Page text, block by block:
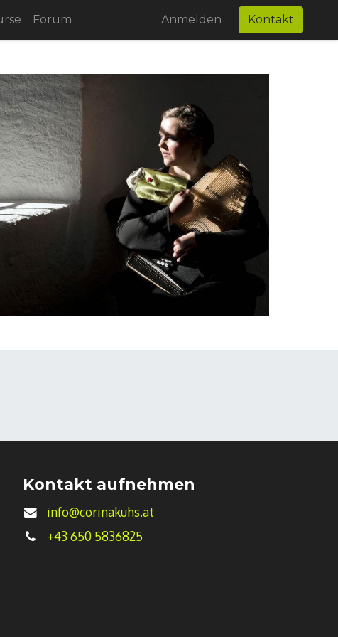
Forum Anmelden Kontakt
Kontakt aufnehmen
info@corinakuhs.at
+43 650 5836825